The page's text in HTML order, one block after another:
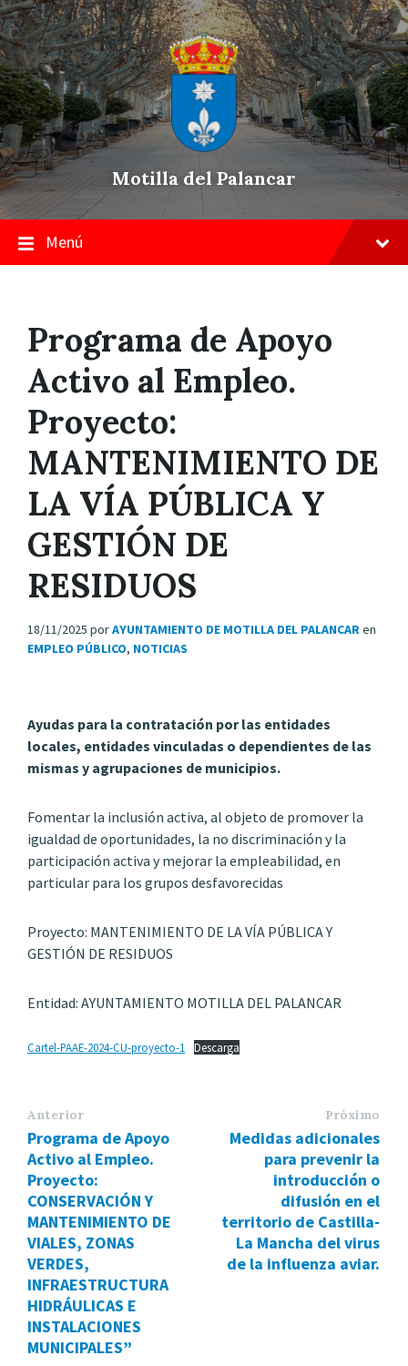
Skip
to
content
Saltar
a
la
navegación
principal
Saltar
a
pie
de
página
Motilla del Palancar
Menú
Programa de Apoyo
Activo al Empleo.
Proyecto:
MANTENIMIENTO DE
LA VÍA PÚBLICA Y
GESTIÓN DE
RESIDUOS
18/11/2025 porAYUNTAMIENTO DE MOTILLA DEL PALANCARen
EMPLEO PÚBLICO, NOTICIAS
Ayudas para la contratación por las entidades
locales, entidades vinculadas o dependientes de las
mismas y agrupaciones de municipios.
Fomentar la inclusión activa, al objeto de promover la
igualdad de oportunidades, la no discriminación y la
participación activa y mejorar la empleabilidad, en
particular para los grupos desfavorecidas
Proyecto: MANTENIMIENTO DE LA VÍA PÚBLICA Y
GESTIÓN DE RESIDUOS
Entidad: AYUNTAMIENTO MOTILLA DEL PALANCAR
Cartel-PAAE-2024-CU-proyecto-1 Descarga
Anterior
Programa de Apoyo
Activo al Empleo.
Proyecto:
CONSERVACIÓN Y
MANTENIMIENTO DE
VIALES, ZONAS
VERDES,
INFRAESTRUCTURA
HIDRÁULICAS E
INSTALACIONES
MUNICIPALES”
Próximo
Medidas adicionales
para prevenir la
introducción o
difusión en el
territorio de Castilla-
La Mancha del virus
de la influenza aviar.